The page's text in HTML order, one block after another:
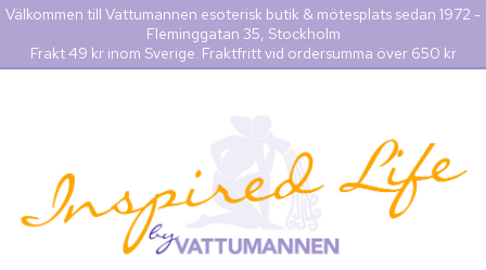
Välkommen till Vattumannen esoterisk butik & mötesplats sedan 1972 -
Fleminggatan 35, Stockholm
Frakt 49 kr inom Sverige. Fraktfritt vid ordersumma över 650 kr